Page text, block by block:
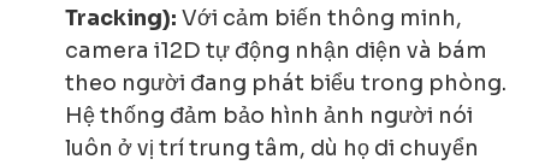
Tracking): Với cảm biến thông minh,
camera i12D tự động nhận diện và bám
theo người đang phát biểu trong phòng.
Hệ thống đảm bảo hình ảnh người nói
luôn ở vị trí trung tâm, dù họ di chuyển